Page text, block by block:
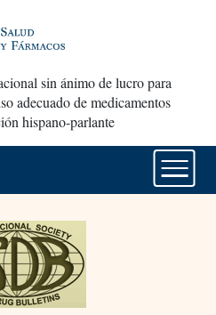
sin ánimo de lucro para
adecuado de medicamentos
hispano-parlante